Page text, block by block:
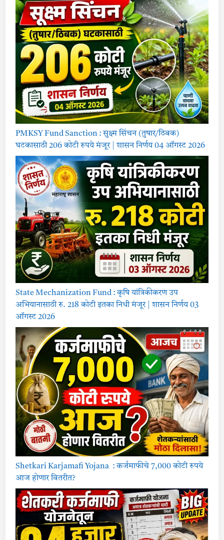
PMKSY Fund Sanction : सुक्ष्म सिंचन (तुषार/ठिबक)
घटकासाठी 206 कोटी रुपये मंजूर | शासन निर्णय 04 ऑगस्ट 2026
State Mechanization Fund : कृषि यांत्रिकीकरण उप
अभियानासाठी रु. 218 कोटी इतका निधी मंजूर | शासन निर्णय 03
ऑगस्ट 2026
Shetkari Karjamafi Yojana : कर्जमाफीचे 7,000 कोटी रुपये
आज होणार वितरीत?